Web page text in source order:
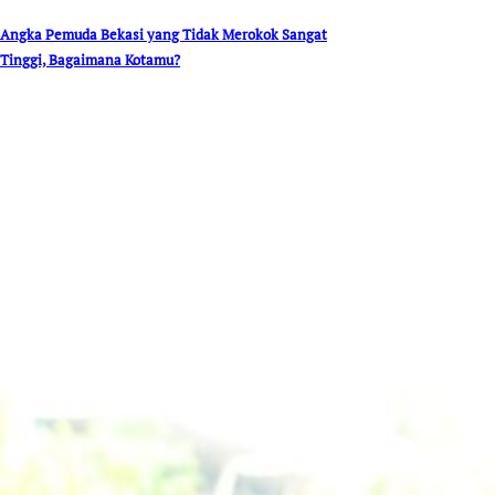
Angka Pemuda Bekasi yang Tidak Merokok Sangat
Tinggi, Bagaimana Kotamu?